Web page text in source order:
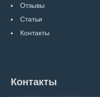
Отзывы
Статьи
Контакты
Контакты